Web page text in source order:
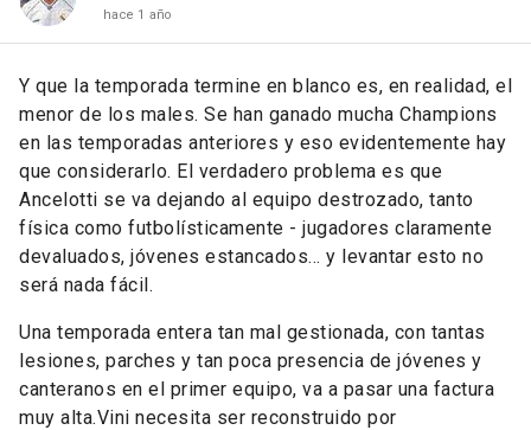
hace 1 año
Y que la temporada termine en blanco es, en realidad, el
menor de los males. Se han ganado mucha Champions
en las temporadas anteriores y eso evidentemente hay
que considerarlo. El verdadero problema es que
Ancelotti se va dejando al equipo destrozado, tanto
física como futbolísticamente - jugadores claramente
devaluados, jóvenes estancados... y levantar esto no
será nada fácil.
Una temporada entera tan mal gestionada, con tantas
lesiones, parches y tan poca presencia de jóvenes y
canteranos en el primer equipo, va a pasar una factura
muy alta.Vini necesita ser reconstruido por